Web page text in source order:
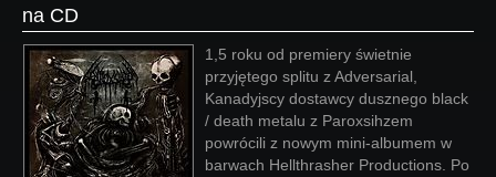
na CD
1,5 roku od premiery świetnie
przyjętego splitu z Adversarial,
Kanadyjscy dostawcy dusznego black
/ death metalu z Paroxsihzem
powrócili z nowym mini-albumem w
barwach Hellthrasher Productions. Po